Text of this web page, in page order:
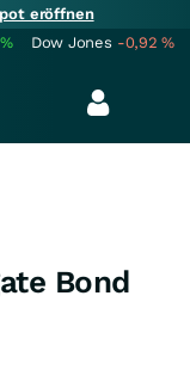
eröffnen
% Dow Jones -0,92%
Bond